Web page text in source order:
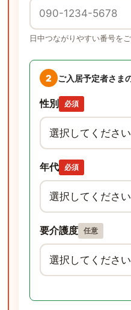
日中つながりやすい番号を
2 ご入居予定者さま
性別 必須
年代 必須
要介護度 任意